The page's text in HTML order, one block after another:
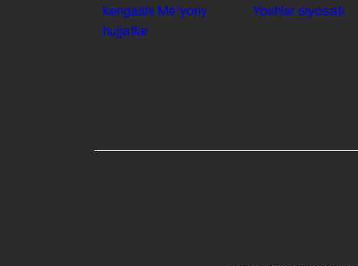
kengashi
Me'yoriy
hujjatlar
Yoshlar siyosati